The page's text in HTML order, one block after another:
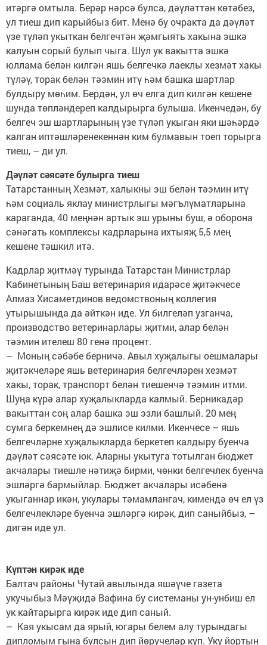
итәргә омтыла. Берәр нәрсә булса, дәүләттән көтәбез,
ул тиеш дип карыйбыз бит. Менә бу очракта да дәүләт
үзе түләп укыткан белгечтән җәмгыять хакына эшкә
калуын сорый булып чыга. Шул ук вакытта эшкә
юллама белән килгән яшь белгечкә лаеклы хезмәт хакы
түләү, торак белән тәэмин итү һәм башка шартлар
булдыру мөһим. Бердән, ул өч елга дип килгән кешене
шунда төпләндереп калдырырга булыша. Икенчедән, бу
белгеч эш шартларының үзе түләп укыган яки шәһәрдә
калган иптәшләренекеннән ким булмавын тоеп торырга
тиеш, – ди ул.
Дәүләт сәясәте булырга тиеш
Татарстанның Хезмәт, халыкны эш белән тәэмин итү
һәм социаль яклау министрлыгы мәгълүматларына
караганда, 40 меңнән артык эш урыны буш, ә оборона
сәнәгать комплексы кадрларына ихтыяҗ 5,5 мең
кешене тәшкил итә.
Кадрлар җитмәү турында Татарстан Министрлар
Кабинетының Баш ветеринария идарәсе җитәкчесе
Алмаз Хисаметдинов ведомствоның коллегия
утырышында да әйткән иде. Ул билгеләп узганча,
производство ветеринарлары җитми, алар белән
тәэмин ителеш 80 генә процент.
– Моның сәбәбе берничә. Авыл хуҗалыгы оешмалары
җитәкчеләре яшь ветеринария белгечләрен хезмәт
хакы, торак, транспорт белән тиешенчә тәэмин итми.
Шуңа күрә алар хуҗалыкларда калмый. Берникадәр
вакыттан соң алар башка эш эзли башлый. 20 мең
сумга беркемнең дә эшлисе килми. Икенчесе – яшь
белгечләрне хуҗалыкларда беркетеп калдыру буенча
дәүләт сәясәте юк. Аларны укытуга тотылган бюджет
акчалары тиешле нәтиҗә бирми, чөнки белгечлек буенча
эшләргә бармыйлар. Бюджет акчалары исәбенә
укыганнар икән, укулары тәмамлангач, кимендә өч ел үз
белгечлекләре буенча эшләргә кирәк, дип саныйбыз, –
дигән иде ул.
Күптән кирәк иде
Балтач районы Чутай авылында яшәүче газета
укучыбыз Мәүҗидә Вафина бу системаны ун-унбиш ел
ук кайтарырга кирәк иде дип саный.
– Кая укысам да ярый, югары белем алу турындагы
дипломым гына булсын дип йөрүчеләр күп. Уку йортын